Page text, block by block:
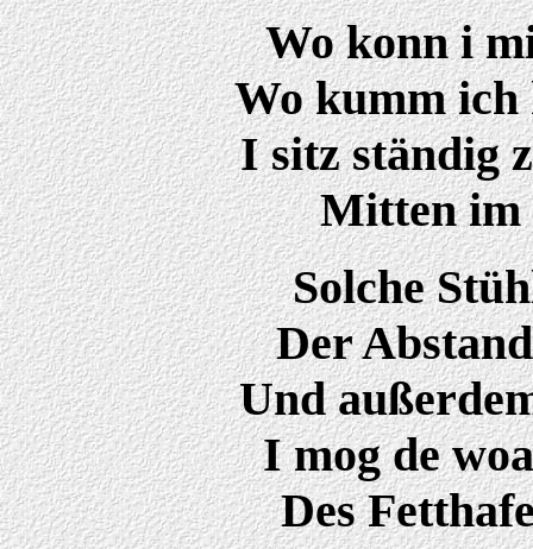
Wo konn i
Wo kumm ich
I sitz ständig
Mitten im
Solche
Der
Und
I mog de
Des